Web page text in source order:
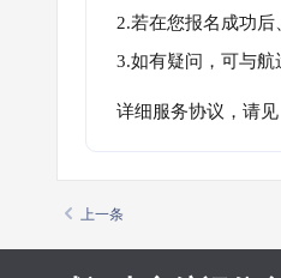
2.若在您报名成功
3.如有疑问，可与
详细服务协议，请见
上一条